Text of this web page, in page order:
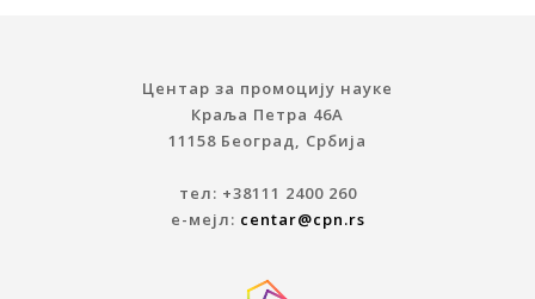
Центар за промоцију науке
Краља Петра 46A
11158 Београд, Србија
тел: +38111 2400 260
е-мејл: centar@cpn.rs